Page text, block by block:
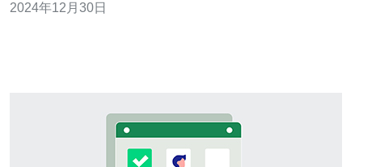
内都享有盛誉。 1. 高速稳定：CN2服务器采用了先进的网
2024年12月30日